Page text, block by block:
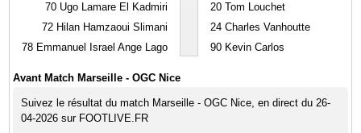
70 Ugo Lamare El Kadmiri
72 Hilan Hamzaoui Slimani
78 Emmanuel Israel Ange Lago
20 Tom Louchet
24 Charles Vanhoutte
90 Kevin Carlos
Avant Match Marseille - OGC Nice
Suivez le résultat du match Marseille - OGC Nice, en direct du 26-
04-2026 sur FOOTLIVE.FR